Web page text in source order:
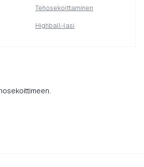
Tehosekoittaminen
Highball-lasi